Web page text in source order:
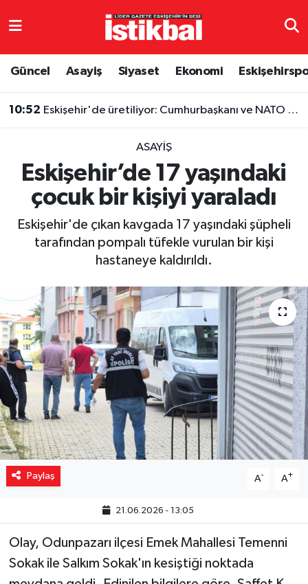
Güncel Asayiş Siyaset Ekonomi
10:52 Eskişehir'de üretiliyor: Cumhurbaşkanı ve NATO liderlerinin de tercihi oldu
ASAYIŞ
Eskişehir’de 17 yaşındaki
çocuk bir kişiyi yaraladı
Eskişehir'de çıkan kavgada 17 yaşındaki şüpheli
tarafından pompalı tüfekle vurulan bir kişi
hastaneye kaldırıldı.
Paylaş A- A+
21.06.2026 - 13:05
Olay, Odunpazarı ilçesi Emek Mahallesi Temenni
Sokak ile Salkım Sokak'ın kesiştiği noktada
Eskişehirspor
Spor
Eğitim
Sağlık
Yaşam
Resmi ilanlar
Eskişehir Nöbetçi Eczaneler
TFF 3.Lig 4.Grup Puan Durumu ve Fikstür
Tüm Manşetler
Son Dakika Haberleri
Haber Arşivi